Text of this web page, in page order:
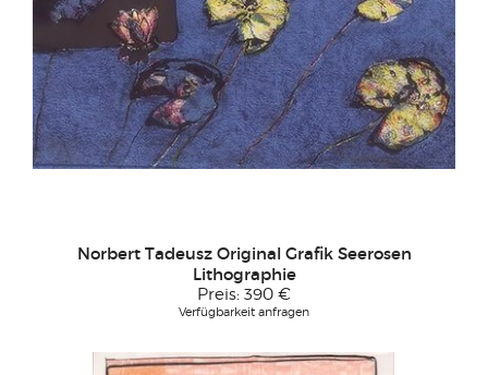
Norbert Tadeusz Original Grafik Seerosen
Lithographie
Preis: 390 €
Verfügbarkeit anfragen